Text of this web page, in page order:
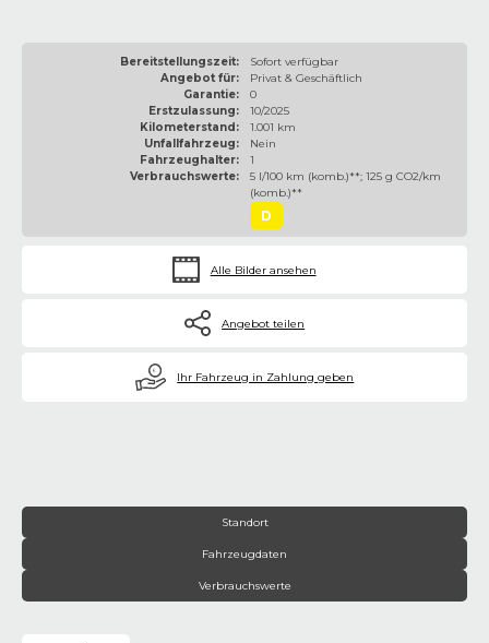
Bereitstellungszeit:
Sofort verfügbar
Angebot für:
Privat & Geschäftlich
Garantie:
0
Erstzulassung:
10/2025
Kilometerstand:
1.001 km
Unfallfahrzeug:
Nein
Fahrzeughalter:
1
Verbrauchswerte:
5 l/100 km (komb.)**; 125 g CO2/km
(komb.)**
D
Alle Bilder ansehen
Angebot teilen
€ Ihr Fahrzeug in Zahlung geben
Standort
Fahrzeugdaten
Verbrauchswerte